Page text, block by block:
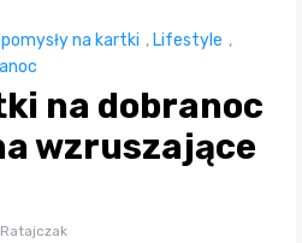
na kartki , Lifestyle ,
na dobranoc
wzruszające